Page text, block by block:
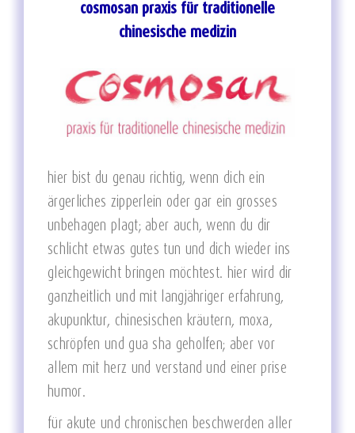
cosmosan praxis für traditionelle
chinesische medizin
hier bist du genau richtig, wenn dich ein
ärgerliches zipperlein oder gar ein grosses
unbehagen plagt; aber auch, wenn du dir
schlicht etwas gutes tun und dich wieder ins
gleichgewicht bringen möchtest. hier wird dir
ganzheitlich und mit langjähriger erfahrung,
akupunktur, chinesischen kräutern, moxa,
schröpfen und gua sha geholfen; aber vor
allem mit herz und verstand und einer prise
humor.
für akute und chronischen beschwerden aller